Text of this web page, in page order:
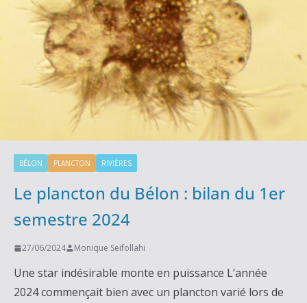
BÉLON PLANCTON RIVIÈRES
Le plancton du Bélon : bilan du 1er
semestre 2024
27/06/2024 Monique Seifollahi
Une star indésirable monte en puissance L’année
2024 commençait bien avec un plancton varié lors de